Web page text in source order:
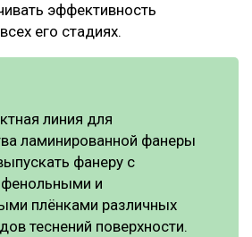
эффективность
его стадиях.
линия для
ламинированной фанеры
фанеру с
и
плёнками различных
теснений поверхности.